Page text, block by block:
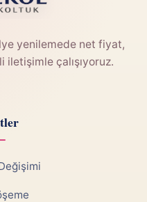
yenilemede net fiyat,
çalışıyoruz.